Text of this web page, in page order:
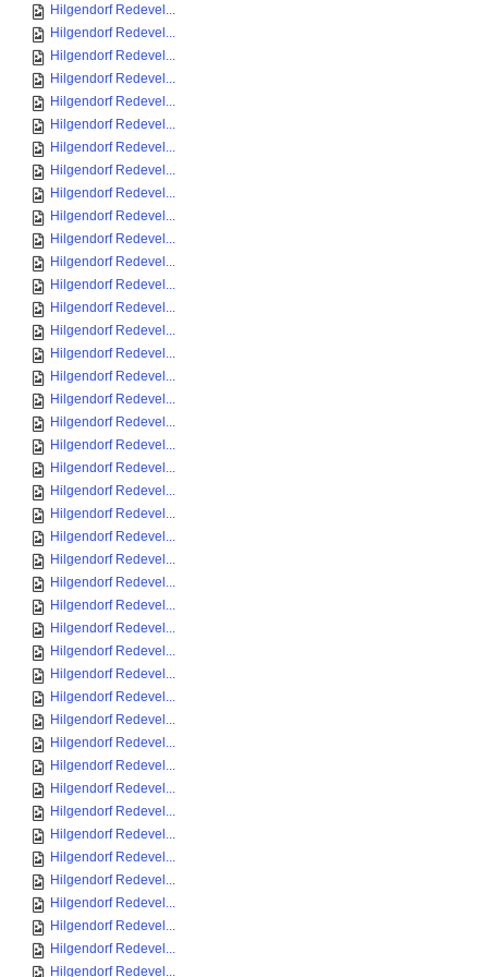
Hilgendorf Redevel...
Hilgendorf Redevel...
Hilgendorf Redevel...
Hilgendorf Redevel...
Hilgendorf Redevel...
Hilgendorf Redevel...
Hilgendorf Redevel...
Hilgendorf Redevel...
Hilgendorf Redevel...
Hilgendorf Redevel...
Hilgendorf Redevel...
Hilgendorf Redevel...
Hilgendorf Redevel...
Hilgendorf Redevel...
Hilgendorf Redevel...
Hilgendorf Redevel...
Hilgendorf Redevel...
Hilgendorf Redevel...
Hilgendorf Redevel...
Hilgendorf Redevel...
Hilgendorf Redevel...
Hilgendorf Redevel...
Hilgendorf Redevel...
Hilgendorf Redevel...
Hilgendorf Redevel...
Hilgendorf Redevel...
Hilgendorf Redevel...
Hilgendorf Redevel...
Hilgendorf Redevel...
Hilgendorf Redevel...
Hilgendorf Redevel...
Hilgendorf Redevel...
Hilgendorf Redevel...
Hilgendorf Redevel...
Hilgendorf Redevel...
Hilgendorf Redevel...
Hilgendorf Redevel...
Hilgendorf Redevel...
Hilgendorf Redevel...
Hilgendorf Redevel...
Hilgendorf Redevel...
Hilgendorf Redevel...
Hilgendorf Redevel...